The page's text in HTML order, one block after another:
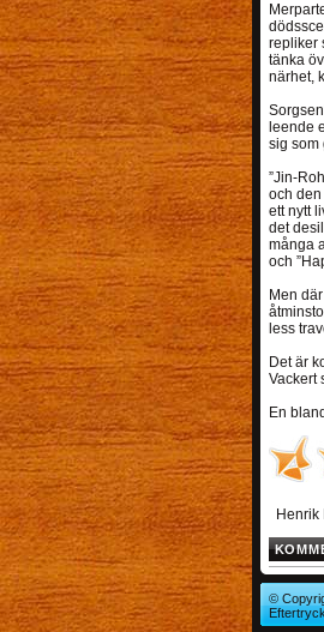
repliker
tänka
närhet,
leende
sig som
”Jin-
och
ett nytt
det
många
och
Men
less
Det är
Vackert
En
Henrik
©